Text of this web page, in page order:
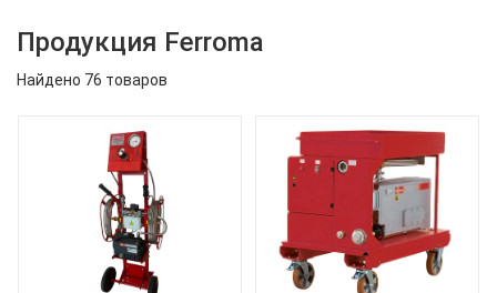
Продукция Ferroma
Найдено 76 товаров